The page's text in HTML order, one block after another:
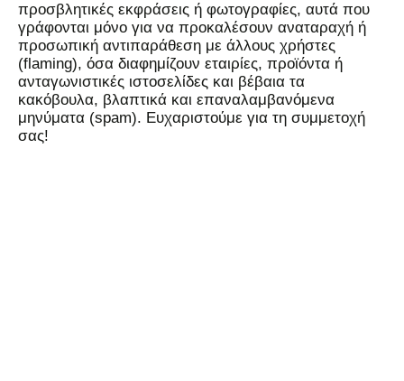
προσβλητικές εκφράσεις ή φωτογραφίες, αυτά που
γράφονται μόνο για να προκαλέσουν αναταραχή ή
προσωπική αντιπαράθεση με άλλους χρήστες
(flaming), όσα διαφημίζουν εταιρίες, προϊόντα ή
ανταγωνιστικές ιστοσελίδες και βέβαια τα
κακόβουλα, βλαπτικά και επαναλαμβανόμενα
μηνύματα (spam). Ευχαριστούμε για τη συμμετοχή
σας!